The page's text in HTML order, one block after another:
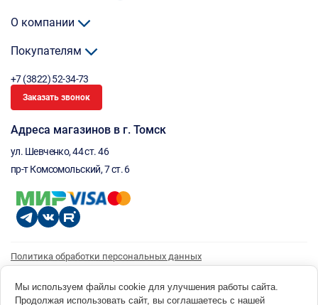
О компании
Покупателям
+7 (3822) 52-34-73
Заказать звонок
Адреса магазинов в г. Томск
ул. Шевченко, 44 ст. 46
пр-т Комсомольский, 7 ст. 6
Политика обработки персональных данных
Согласие на получение рассылки
Мы используем файлы cookie для улучшения работы сайта.
Продолжая использовать сайт, вы соглашаетесь с нашей